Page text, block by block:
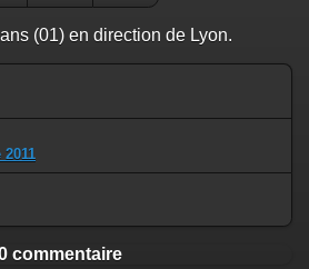
(01) en direction de Lyon.
commentaire